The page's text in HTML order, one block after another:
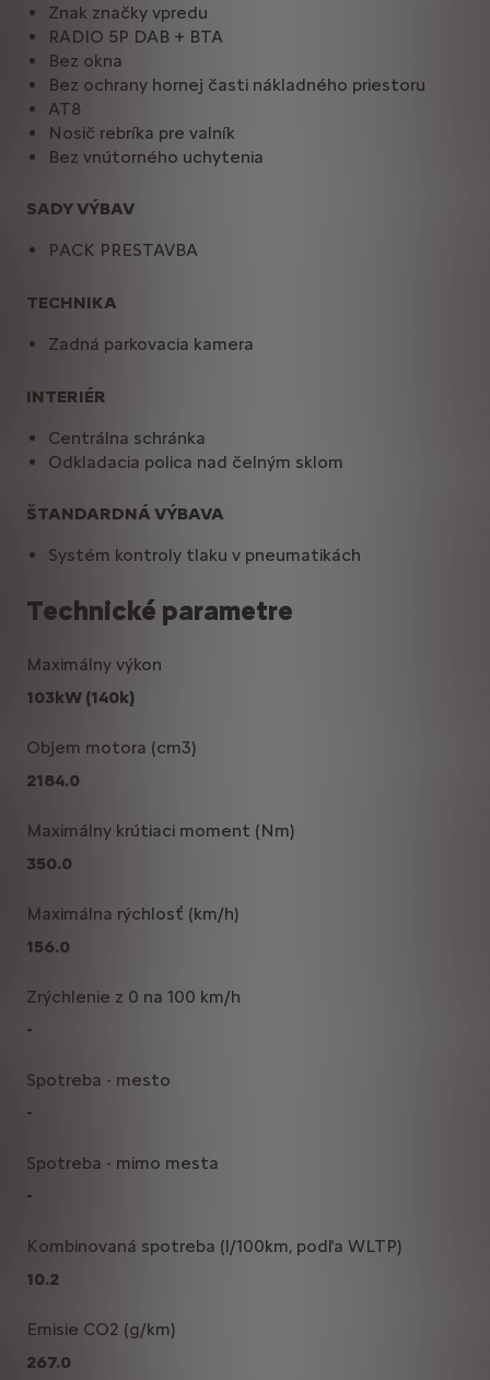
Znak značky vpredu
RADIO 5P DAB + BTA
Bez okna
Bez ochrany hornej časti nákladného priestoru
AT8
Nosič rebríka pre valník
Bez vnútorného uchytenia
SADY VÝBAV
PACK PRESTAVBA
TECHNIKA
Zadná parkovacia kamera
INTERIÉR
Centrálna schránka
Odkladacia polica nad čelným sklom
ŠTANDARDNÁ VÝBAVA
Systém kontroly tlaku v pneumatikách
Technické parametre
Maximálny výkon
103kW (140k)
Objem motora (cm3)
2184.0
Maximálny krútiaci moment (Nm)
350.0
Maximálna rýchlosť (km/h)
156.0
Zrýchlenie z 0 na 100 km/h
-
Spotreba - mesto
-
Spotreba - mimo mesta
-
Kombinovaná spotreba (l/100km, podľa WLTP)
10.2
Emisie CO2 (g/km)
267.0